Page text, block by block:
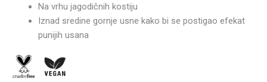
Na vrhu jagodičnih kostiju
Iznad sredine gornje usne kako bi se postigao efekat
punijih usana